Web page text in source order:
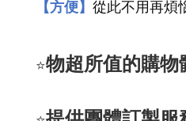
【方便】 從此不用再煩
⭐️物超所值的購物